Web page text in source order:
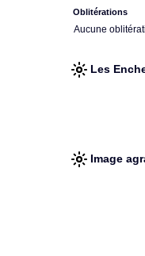
Oblitérations
Aucune
Les
Image